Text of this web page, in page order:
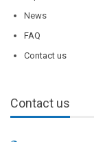
News
FAQ
Contact us
Contact us